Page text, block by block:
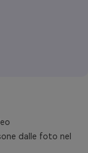
dalle foto nel